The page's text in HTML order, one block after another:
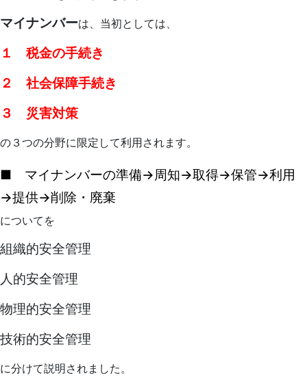
マイナンバーは、当初としては、
１ 税金の手続き
２ 社会保障手続き
３ 災害対策
の３つの分野に限定して利用されます。
■ マイナンバーの準備→周知→取得→保管→利用
→提供→削除・廃棄
についてを
組織的安全管理
人的安全管理
物理的安全管理
技術的安全管理
に分けて説明されました。